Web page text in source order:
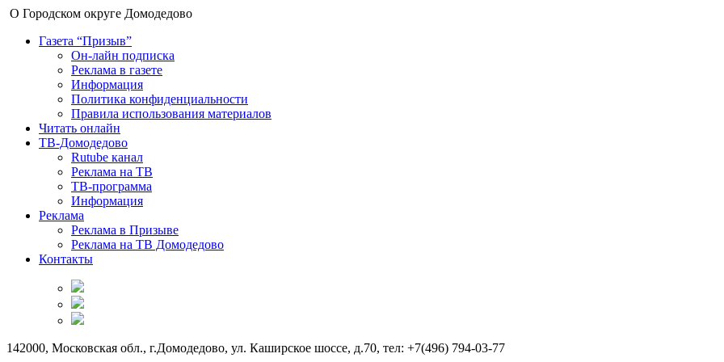
О Городском округе Домодедово
Газета “Призыв”
Он-лайн подписка
Реклама в газете
Информация
Политика конфиденциальности
Правила использования материалов
Читать онлайн
ТВ-Домодедово
Rutube канал
Реклама на ТВ
ТВ-программа
Информация
Реклама
Реклама в Призыве
Реклама на ТВ Домодедово
Контакты
142000, Московская обл., г.Домодедово, ул. Каширское шоссе, д.70, тел: +7(496) 794-03-77